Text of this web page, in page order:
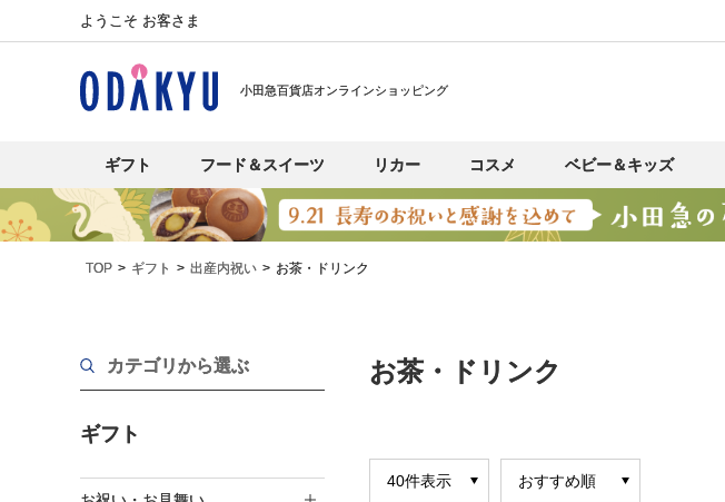
ようこそ お客さま
小田急百貨店オンラインショッピング
ギフト フード＆スイーツ リカー コスメ ベビー＆キッズ
TOP ギフト 出産内祝い お茶・ドリンク
カテゴリから選ぶ
ギフト
お茶・ドリンク